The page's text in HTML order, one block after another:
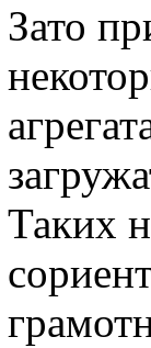
Зато
Таких